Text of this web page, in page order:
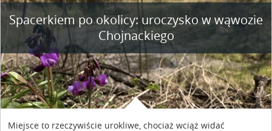
Spacerkiem po okolicy: uroczysko w wąwozie
Chojnackiego
Miejsce to rzeczywiście urokliwe, chociaż wciąż widać